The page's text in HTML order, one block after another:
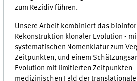
zum Rezidiv führen.
Unsere Arbeit kombiniert das
Rekonstruktion klonaler Evolution -
systematischen Nomenklatur zum
Zeitpunkten, und einem
Evolution mit limitierten Zeitpunkten
medizinischen Feld der